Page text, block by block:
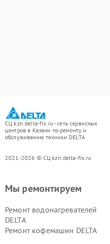
СЦ kzn.delta-fix.ru - сеть сервисных
центров в Казани по ремонту и
обслуживанию техники DELTA
2021-2026 © СЦ kzn.delta-fix.ru
Мы ремонтируем
Ремонт водонагревателей
DELTA
Ремонт кофемашин DELTA